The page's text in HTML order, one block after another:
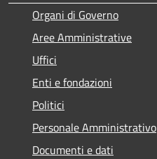
Organi di Governo
Aree Amministrative
Uffici
Enti e fondazioni
Politici
Personale Amministrativo
Documenti e dati